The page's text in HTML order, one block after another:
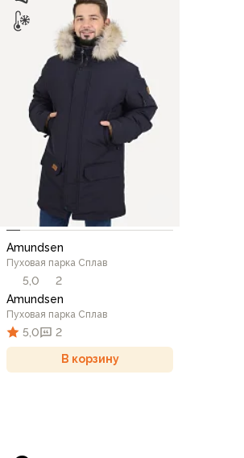
Amundsen
Пуховая парка Сплав
5,0
2
Amundsen
Пуховая парка Сплав
5,0 2
В корзину